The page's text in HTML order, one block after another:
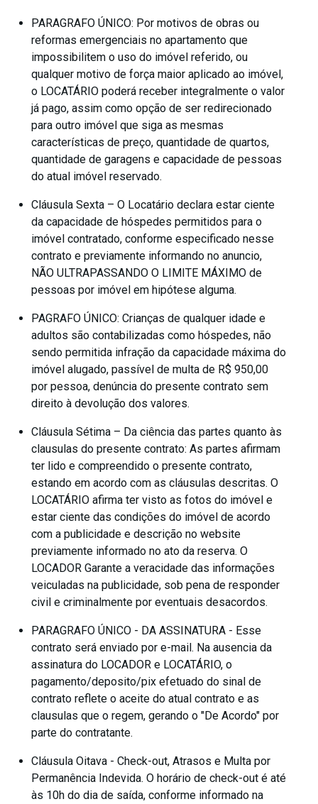
PARAGRAFO ÚNICO: Por motivos de obras ou
reformas emergenciais no apartamento que
impossibilitem o uso do imóvel referido, ou
qualquer motivo de força maior aplicado ao imóvel,
o LOCATÁRIO poderá receber integralmente o valor
já pago, assim como opção de ser redirecionado
para outro imóvel que siga as mesmas
características de preço, quantidade de quartos,
quantidade de garagens e capacidade de pessoas
do atual imóvel reservado.
Cláusula Sexta – O Locatário declara estar ciente
da capacidade de hóspedes permitidos para o
imóvel contratado, conforme especificado nesse
contrato e previamente informando no anuncio,
NÃO ULTRAPASSANDO O LIMITE MÁXIMO de
pessoas por imóvel em hipótese alguma.
PAGRAFO ÚNICO: Crianças de qualquer idade e
adultos são contabilizadas como hóspedes, não
sendo permitida infração da capacidade máxima do
imóvel alugado, passível de multa de R$ 950,00
por pessoa, denúncia do presente contrato sem
direito à devolução dos valores.
Cláusula Sétima – Da ciência das partes quanto às
clausulas do presente contrato: As partes afirmam
ter lido e compreendido o presente contrato,
estando em acordo com as cláusulas descritas. O
LOCATÁRIO afirma ter visto as fotos do imóvel e
estar ciente das condições do imóvel de acordo
com a publicidade e descrição no website
previamente informado no ato da reserva. O
LOCADOR Garante a veracidade das informações
veiculadas na publicidade, sob pena de responder
civil e criminalmente por eventuais desacordos.
PARAGRAFO ÚNICO - DA ASSINATURA - Esse
contrato será enviado por e-mail. Na ausencia da
assinatura do LOCADOR e LOCATÁRIO, o
pagamento/deposito/pix efetuado do sinal de
contrato reflete o aceite do atual contrato e as
clausulas que o regem, gerando o "De Acordo" por
parte do contratante.
Cláusula Oitava - Check-out, Atrasos e Multa por
Permanência Indevida. O horário de check-out é até
às 10h do dia de saída, conforme informado na